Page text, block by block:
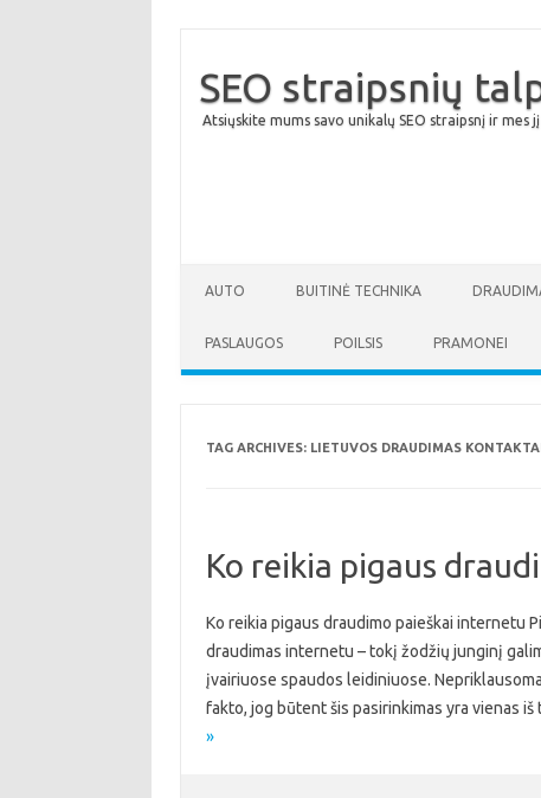
SEO straipsnių
Atsiųskite mums savo unikalų SEO straipsnį ir
AUTO BUITINĖ TECHNIKA
PASLAUGOS POILSIS PRAMONEI
TAG ARCHIVES: LIETUVOS DRAUDIMAS
Ko reikia pigaus
Ko reikia pigaus draudimo paieškai internetu
draudimas internetu – tokį žodžių junginį
įvairiuose spaudos leidiniuose.
fakto, jog būtent šis pasirinkimas yra vienas
»